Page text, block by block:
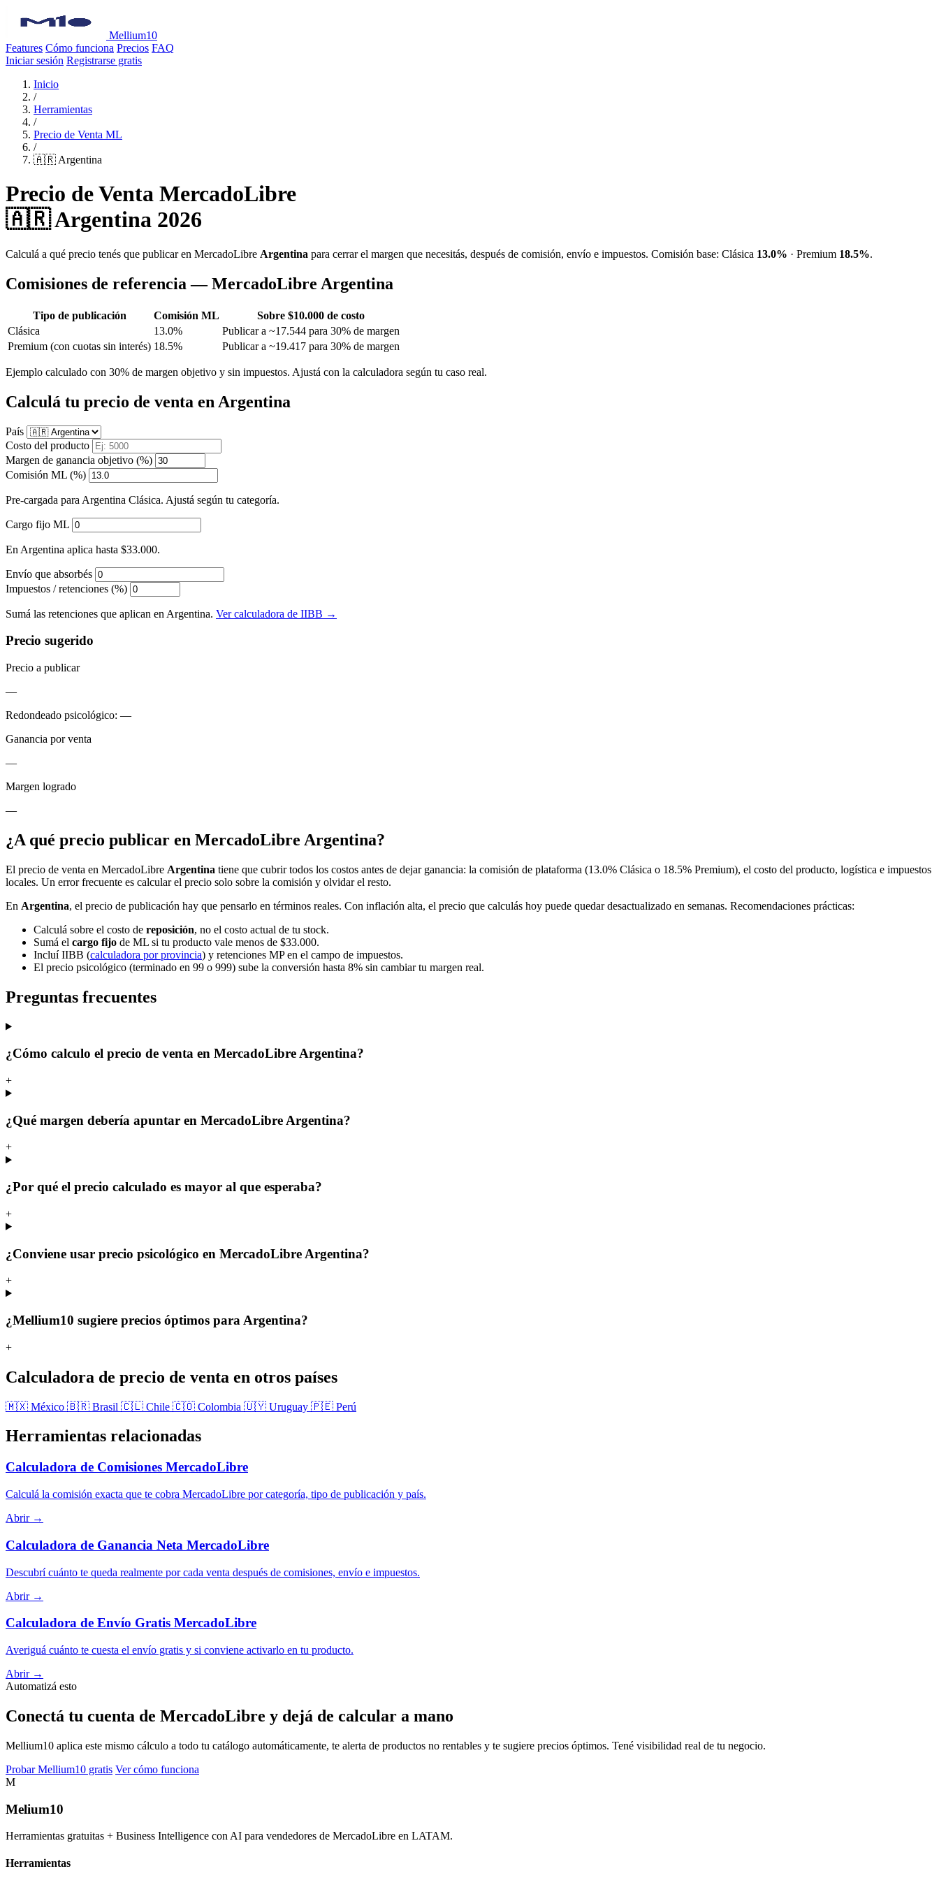
Mellium10
Features Cómo funciona Precios FAQ
Iniciar sesión Registrarse gratis
Inicio
/
Herramientas
/
Precio de Venta ML
/
🇦🇷 Argentina
Precio de Venta MercadoLibre
🇦🇷 Argentina 2026
Calculá a qué precio tenés que publicar en MercadoLibre Argentina para cerrar el margen que necesitás, después de comisión, envío e impuestos. Comisión base: Clásica 13.0% · Premium 18.5%.
Comisiones de referencia — MercadoLibre Argentina
Tipo de publicación Comisión ML
Sobre $10.000 de costo
Clásica
13.0%
Publicar a ~17.544 para 30% de margen
Premium (con cuotas sin interés) 18.5% Publicar a ~19.417 para 30% de margen
Ejemplo calculado con 30% de margen objetivo y sin impuestos. Ajustá con la calculadora según tu caso real.
Calculá tu precio de venta en Argentina
País
Costo del producto
Margen de ganancia objetivo (%)
Comisión ML (%)
Pre-cargada para Argentina Clásica. Ajustá según tu categoría.
Cargo fijo ML
En Argentina aplica hasta $33.000.
Envío que absorbés
Impuestos / retenciones (%)
Sumá las retenciones que aplican en Argentina. Ver calculadora de IIBB →
Precio sugerido
Precio a publicar
—
Redondeado psicológico: —
Ganancia por venta
—
Margen logrado
—
¿A qué precio publicar en MercadoLibre Argentina?
El precio de venta en MercadoLibre Argentina tiene que cubrir todos los costos antes de dejar ganancia: la comisión de plataforma (13.0% Clásica o 18.5% Premium), el costo del producto, logística e impuestos
locales. Un error frecuente es calcular el precio solo sobre la comisión y olvidar el resto.
En Argentina, el precio de publicación hay que pensarlo en términos reales. Con inflación alta, el precio que calculás hoy puede quedar desactualizado en semanas. Recomendaciones prácticas:
Calculá sobre el costo de reposición, no el costo actual de tu stock.
Sumá el cargo fijo de ML si tu producto vale menos de $33.000.
Incluí IIBB (calculadora por provincia) y retenciones MP en el campo de impuestos.
El precio psicológico (terminado en 99 o 999) sube la conversión hasta 8% sin cambiar tu margen real.
Preguntas frecuentes
¿Cómo calculo el precio de venta en MercadoLibre Argentina?
+
¿Qué margen debería apuntar en MercadoLibre Argentina?
+
¿Por qué el precio calculado es mayor al que esperaba?
+
¿Conviene usar precio psicológico en MercadoLibre Argentina?
+
¿Mellium10 sugiere precios óptimos para Argentina?
+
Calculadora de precio de venta en otros países
🇲🇽 México 🇧🇷 Brasil 🇨🇱 Chile 🇨🇴 Colombia 🇺🇾 Uruguay 🇵🇪 Perú
Herramientas relacionadas
Calculadora de Comisiones MercadoLibre
Calculá la comisión exacta que te cobra MercadoLibre por categoría, tipo de publicación y país.
Abrir →
Calculadora de Ganancia Neta MercadoLibre
Descubrí cuánto te queda realmente por cada venta después de comisiones, envío e impuestos.
Abrir →
Calculadora de Envío Gratis MercadoLibre
Averiguá cuánto te cuesta el envío gratis y si conviene activarlo en tu producto.
Abrir →
Automatizá esto
Conectá tu cuenta de MercadoLibre y dejá de calcular a mano
Mellium10 aplica este mismo cálculo a todo tu catálogo automáticamente, te alerta de productos no rentables y te sugiere precios óptimos. Tené visibilidad real de tu negocio.
Probar Mellium10 gratis Ver cómo funciona
M
Melium10
Herramientas gratuitas + Business Intelligence con AI para vendedores de MercadoLibre en LATAM.
Herramientas